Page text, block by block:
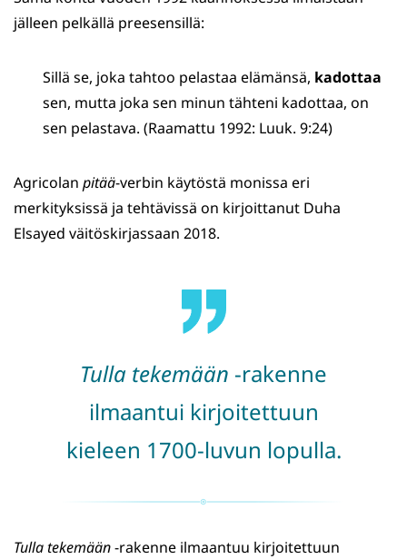
jälleen pelkällä preesensillä:
Sillä se, joka tahtoo pelastaa elämänsä, kadottaa
sen, mutta joka sen minun tähteni kadottaa, on
sen pelastava. (Raamattu 1992: Luuk. 9:24)
Agricolan pitää-verbin käytöstä monissa eri
merkityksissä ja tehtävissä on kirjoittanut Duha
Elsayed väitöskirjassaan 2018.
Tulla tekemään -rakenne
ilmaantui kirjoitettuun
kieleen 1700-luvun lopulla.
Tullatekemään-rakenne ilmaantuu kirjoitettuun